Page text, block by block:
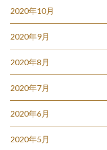
2020年10月
2020年9月
2020年8月
2020年7月
2020年6月
2020年5月